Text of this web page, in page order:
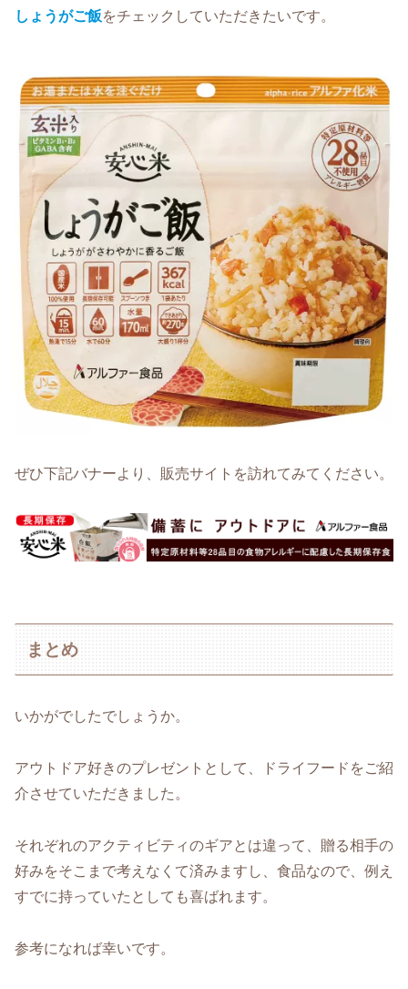
しょうがご飯をチェックしていただきたいです。
ぜひ下記バナーより、販売サイトを訪れてみてください。
まとめ
いかがでしたでしょうか。
アウトドア好きのプレゼントとして、ドライフードをご紹
介させていただきました。
それぞれのアクティビティのギアとは違って、贈る相手の
好みをそこまで考えなくて済みますし、食品なので、例え
すでに持っていたとしても喜ばれます。
参考になれば幸いです。